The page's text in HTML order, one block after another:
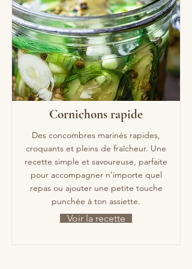
Cornichons rapide
Des concombres marinés rapides,
croquants et pleins de fraîcheur. Une
recette simple et savoureuse, parfaite
pour accompagner n’importe quel
repas ou ajouter une petite touche
punchée à ton assiette.
Voir la recette